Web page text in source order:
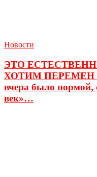
Новости
ЭТО
ХОТИМ ПЕРЕМЕН
вчера было нормой,
век»…